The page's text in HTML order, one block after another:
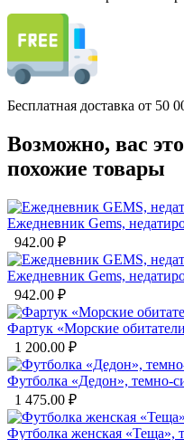
Бесплатная доставка от 50
Возможно, вас
похожие товары
Ежедневник Gems,
942.00 ₽
Ежедневник Gems,
942.00 ₽
Фартук «Морские
1 200.00 ₽
Футболка «Дедон», темно-
1 475.00 ₽
Футболка женская «Теща»,